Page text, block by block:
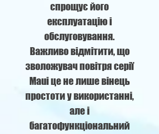
спрощує його
експлуатацію і
обслуговування.
Важливо відмітити, що
зволожувач повітря серії
Maui це не лише вінець
простоти у використанні,
але і
багатофункціональний